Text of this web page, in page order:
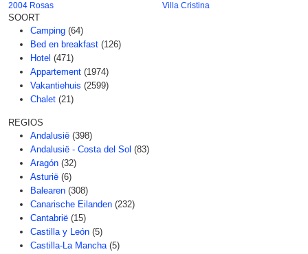
2004 Rosas Villa Cristina
SOORT
Camping (64)
Bed en breakfast (126)
Hotel (471)
Appartement (1974)
Vakantiehuis (2599)
Chalet (21)
REGIOS
Andalusië (398)
Andalusië - Costa del Sol (83)
Aragón (32)
Asturië (6)
Balearen (308)
Canarische Eilanden (232)
Cantabrië (15)
Castilla y León (5)
Castilla-La Mancha (5)